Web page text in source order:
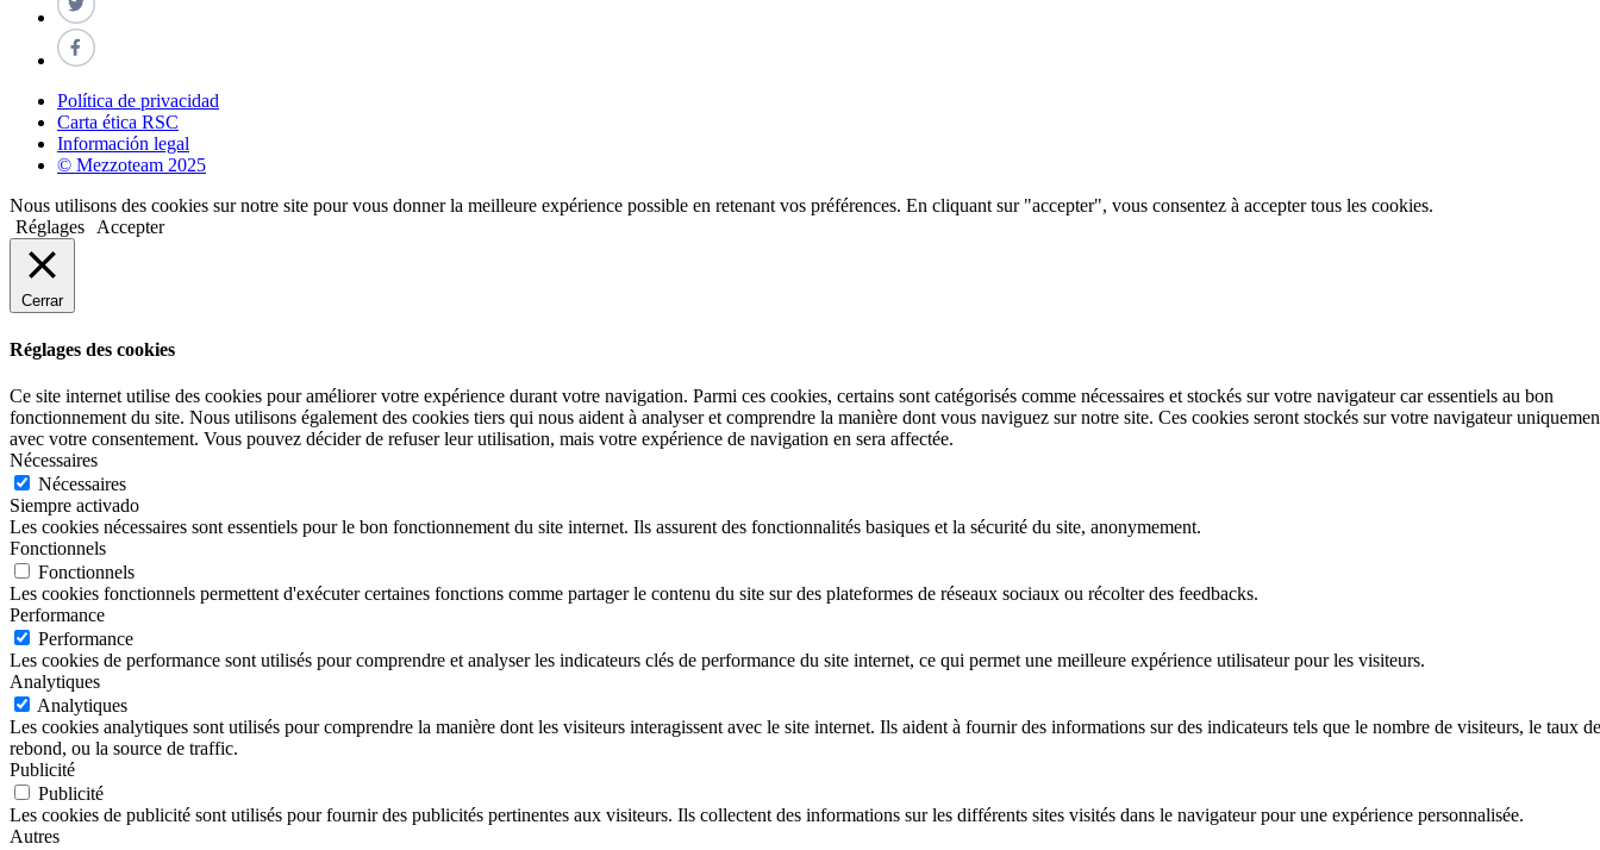
Política de privacidad
Carta ética RSC
Información legal
© Mezzoteam 2025
Nous utilisons des cookies sur notre site pour vous donner la meilleure expérience possible en retenant vos préférences. En cliquant sur "accepter", vous consentez à accepter tous les cookies.
Réglages Accepter
Cerrar
Réglages des cookies
Ce site internet utilise des cookies pour améliorer votre expérience durant votre navigation. Parmi ces cookies, certains sont catégorisés comme nécessaires et stockés sur votre navigateur car essentiels au bon
fonctionnement du site. Nous utilisons également des cookies tiers qui nous aident à analyser et comprendre la manière dont vous naviguez sur notre site. Ces cookies seront stockés sur votre navigateur
avec votre consentement. Vous pouvez décider de refuser leur utilisation, mais votre expérience de navigation en sera affectée.
Nécessaires
Nécessaires
Siempre activado
Les cookies nécessaires sont essentiels pour le bon fonctionnement du site internet. Ils assurent des fonctionnalités basiques et la sécurité du site, anonymement.
Fonctionnels
Fonctionnels
Les cookies fonctionnels permettent d'exécuter certaines fonctions comme partager le contenu du site sur des plateformes de réseaux sociaux ou récolter des feedbacks.
Performance
Performance
Les cookies de performance sont utilisés pour comprendre et analyser les indicateurs clés de performance du site internet, ce qui permet une meilleure expérience utilisateur pour les visiteurs.
Analytiques
Analytiques
Les cookies analytiques sont utilisés pour comprendre la manière dont les visiteurs interagissent avec le site internet. Ils aident à fournir des informations sur des indicateurs tels que le nombre de visiteurs, le taux de
rebond, ou la source de traffic.
Publicité
Publicité
Les cookies de publicité sont utilisés pour fournir des publicités pertinentes aux visiteurs. Ils collectent des informations sur les différents sites visités dans le navigateur pour une expérience personnalisée.
Autres